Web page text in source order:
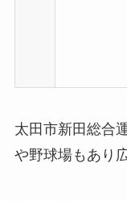
太田市新田総合
や野球場もあり